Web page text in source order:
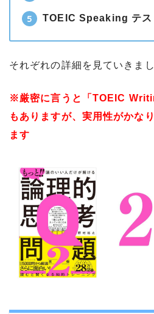
TOEIC Speaking テス
それぞれの詳細を見ていきまし
※厳密に言うと「TOEIC
もありますが、実用性がかな
ます